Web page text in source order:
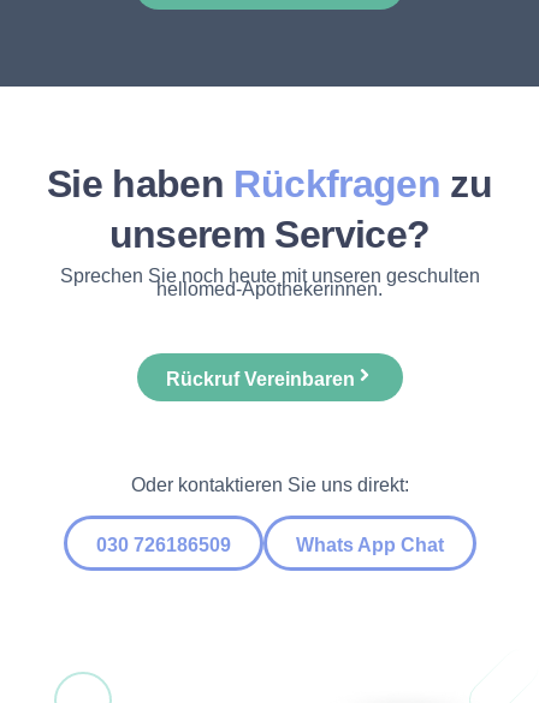
Sie haben Rückfragen zu
unserem Service?
Sprechen Sie noch heute mit unseren geschulten
hellomed-Apothekerinnen.
Rückruf Vereinbaren
Oder kontaktieren Sie uns direkt:
030 726186509 Whats App Chat